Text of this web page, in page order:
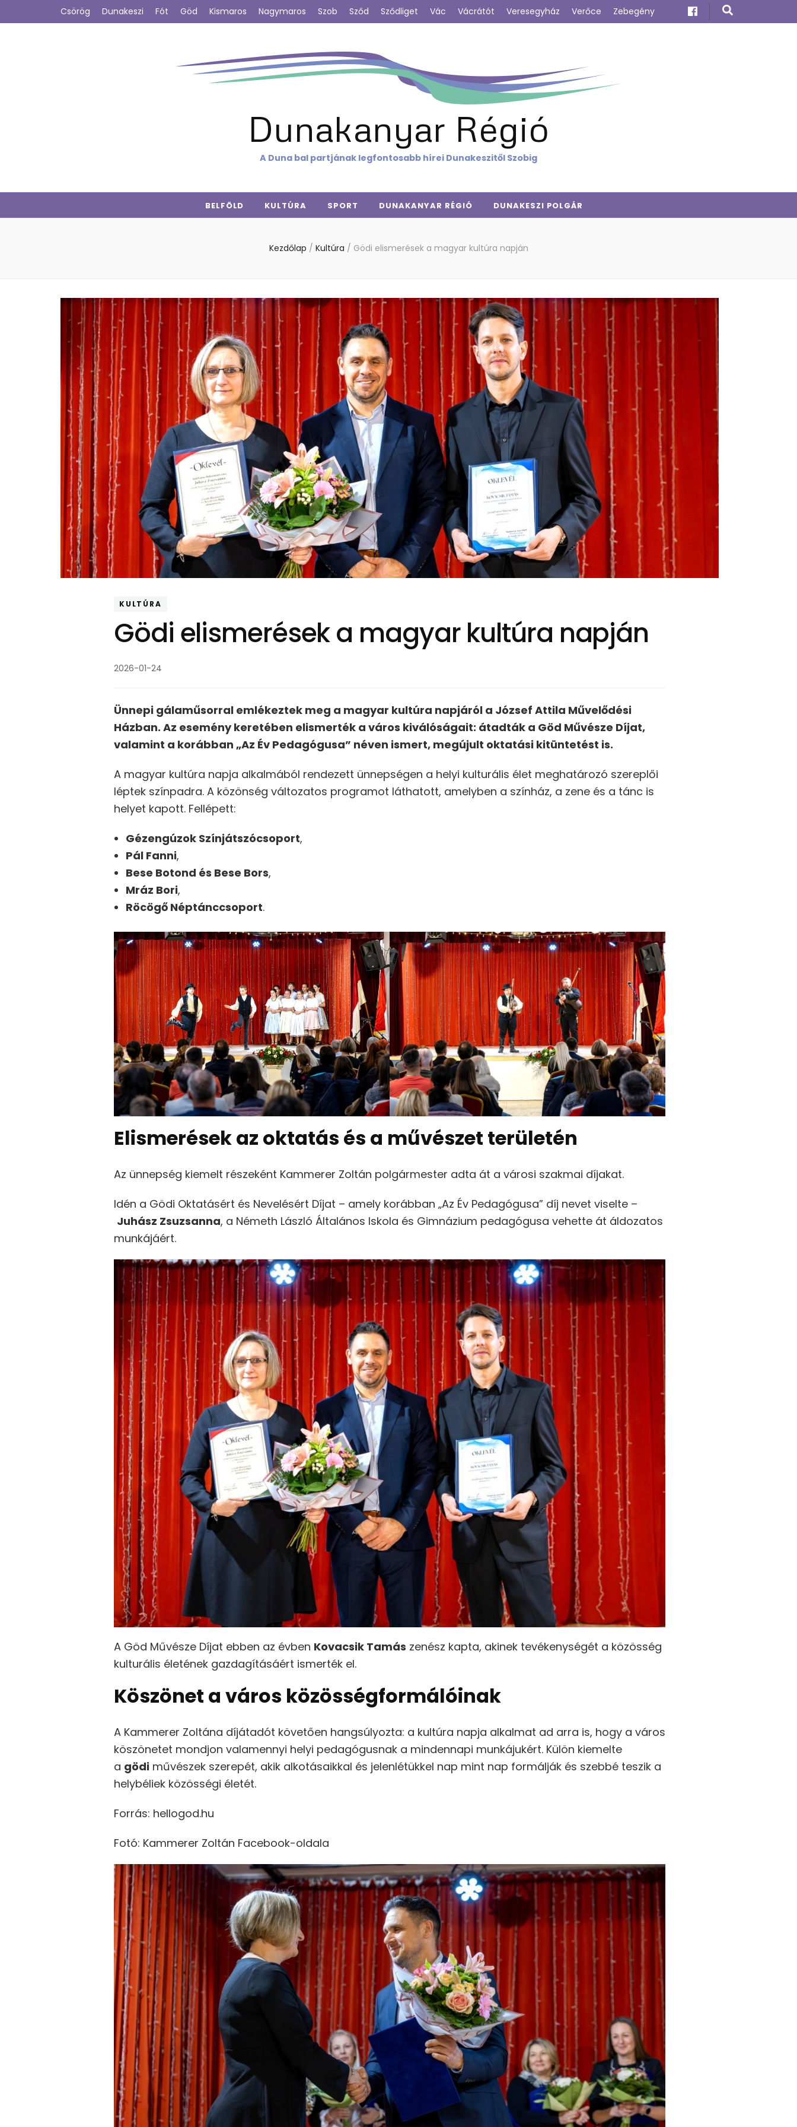
Csörög Dunakeszi Fót Göd Kismaros Nagymaros Szob Sződ Sződliget Vác Vácrátót Veresegyház Verőce Zebegény
Dunakanyar Régió
A Duna bal partjának legfontosabb hírei Dunakeszitől Szobig
BELFÖLD KULTÚRA SPORT DUNAKANYAR RÉGIÓ DUNAKESZI POLGÁR
Kezdőlap / Kultúra / Gödi elismerések a magyar kultúra napján
KULTÚRA
Gödi elismerések a magyar kultúra napján
2026-01-24
Ünnepi gálaműsorral emlékeztek meg a magyar kultúra napjáról a József Attila Művelődési
Házban. Az esemény keretében elismerték a város kiválóságait: átadták a Göd Művésze Díjat,
valamint a korábban „Az Év Pedagógusa” néven ismert, megújult oktatási kitüntetést is.
A magyar kultúra napja alkalmából rendezett ünnepségen a helyi kulturális élet meghatározó szereplői
léptek színpadra. A közönség változatos programot láthatott, amelyben a színház, a zene és a tánc is
helyet kapott. Fellépett:
Gézengúzok Színjátszócsoport,
Pál Fanni,
Bese Botond és Bese Bors,
Mráz Bori,
Röcögő Néptánccsoport.
Elismerések az oktatás és a művészet területén
Az ünnepség kiemelt részeként Kammerer Zoltán polgármester adta át a városi szakmai díjakat.
Idén a Gödi Oktatásért és Nevelésért Díjat – amely korábban „Az Év Pedagógusa” díj nevet viselte –
Juhász Zsuzsanna, a Németh László Általános Iskola és Gimnázium pedagógusa vehette át áldozatos
munkájáért.
A Göd Művésze Díjat ebben az évben Kovacsik Tamás zenész kapta, akinek tevékenységét a közösség
kulturális életének gazdagításáért ismerték el.
Köszönet a város közösségformálóinak
A Kammerer Zoltána díjátadót követően hangsúlyozta: a kultúra napja alkalmat ad arra is, hogy a város
köszönetet mondjon valamennyi helyi pedagógusnak a mindennapi munkájukért. Külön kiemelte
a gödi művészek szerepét, akik alkotásaikkal és jelenlétükkel nap mint nap formálják és szebbé teszik a
helybéliek közösségi életét.
Forrás: hellogod.hu
Fotó: Kammerer Zoltán Facebook-oldala